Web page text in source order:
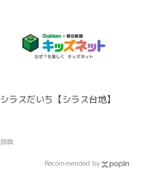
シラスだいち【シラス台地】
辞典
Recommended by